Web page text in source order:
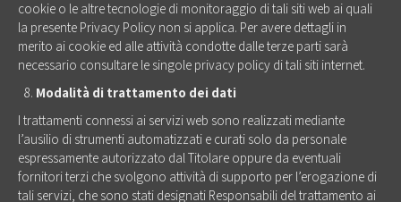
cookie o le altre tecnologie di monitoraggio di tali siti web ai quali
la presente Privacy Policy non si applica. Per avere dettagli in
merito ai cookie ed alle attività condotte dalle terze parti sarà
necessario consultare le singole privacy policy di tali siti internet.
Modalità di trattamento dei dati
I trattamenti connessi ai servizi web sono realizzati mediante
l’ausilio di strumenti automatizzati e curati solo da personale
espressamente autorizzato dal Titolare oppure da eventuali
fornitori terzi che svolgono attività di supporto per l’erogazione di
tali servizi, che sono stati designati Responsabili del trattamento ai